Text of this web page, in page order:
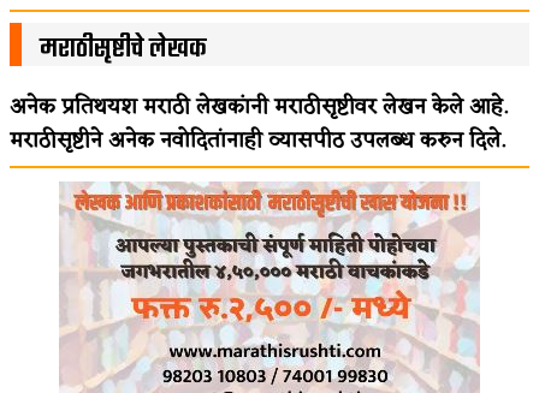
मराठीसृष्टीचे लेखक
अनेक प्रतिथयश मराठी लेखकांनी मराठीसृष्टीवर लेखन केले आहे.
मराठीसृष्टीने अनेक नवोदितांनाही व्यासपीठ उपलब्ध करुन दिले.